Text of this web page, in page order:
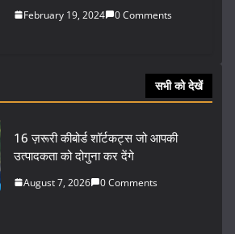
February 19, 2024 0 Comments
सभी को देखें
16 ज़रूरी कीबोर्ड शॉर्टकट्स जो आपकी
उत्पादकता को दोगुना कर देंगे
August 7, 2026 0 Comments